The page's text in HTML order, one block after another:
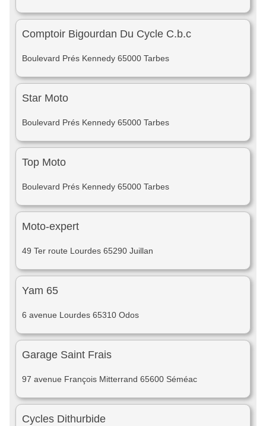
Comptoir Bigourdan Du Cycle C.b.c
Boulevard Prés Kennedy 65000 Tarbes
Star Moto
Boulevard Prés Kennedy 65000 Tarbes
Top Moto
Boulevard Prés Kennedy 65000 Tarbes
Moto-expert
49 Ter route Lourdes 65290 Juillan
Yam 65
6 avenue Lourdes 65310 Odos
Garage Saint Frais
97 avenue François Mitterrand 65600 Séméac
Cycles Dithurbide